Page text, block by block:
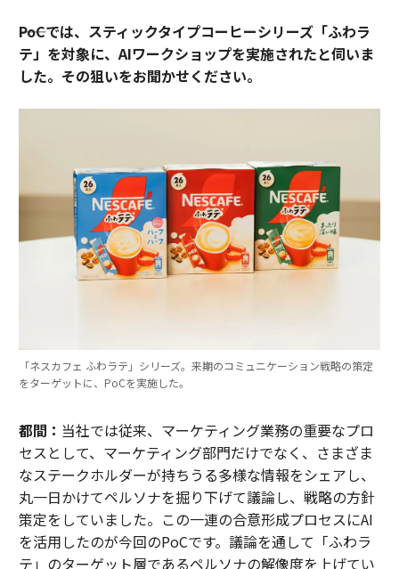
――PoCでは、スティックタイプコーヒーシリーズ「ふわラ
テ」を対象に、AIワークショップを実施されたと伺いま
した。その狙いをお聞かせください。
「ネスカフェ ふわラテ」シリーズ。来期のコミュニケーション戦略の策定
をターゲットに、PoCを実施した。
都間： 当社では従来、マーケティング業務の重要なプロ
セスとして、マーケティング部門だけでなく、さまざま
なステークホルダーが持ちうる多様な情報をシェアし、
丸一日かけてペルソナを掘り下げて議論し、戦略の方針
策定をしていました。この一連の合意形成プロセスにAI
を活用したのが今回のPoCです。議論を通して「ふわラ
テ」のターゲット層であるペルソナの解像度を上げてい